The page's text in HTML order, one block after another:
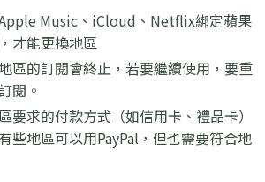
Music、iCloud、Netflix綁定蘋果
才能更換地區
區的訂閱會終止，若要繼續使用，要重
閱。
要求的付款方式（如信用卡、禮品卡）
些地區可以用PayPal，但也需要符合地